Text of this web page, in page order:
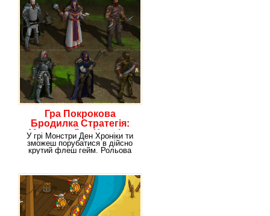
Гра Покрокова
Бродилка Стратегія:
Монстри Ден Хроніки
У грі Монстри Ден Хроніки ти
зможеш порубатися в дійсно
крутий флеш гейм. Рольова